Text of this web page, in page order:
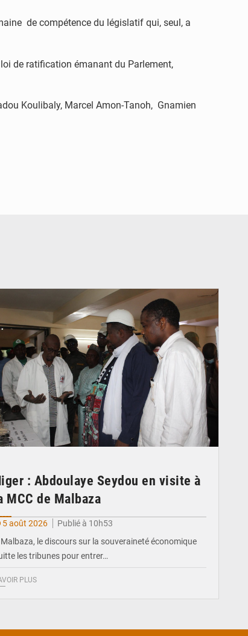
de compétence du législatif qui, seul, a
de ratification émanant du Parlement,
Koulibaly, Marcel Amon-Tanoh, Gnamien
: Abdoulaye Seydou en visite à
MCC de Malbaza
5 août 2026
Publié à 10h53
le discours sur la souveraineté économique
les tribunes pour entrer…
PLUS